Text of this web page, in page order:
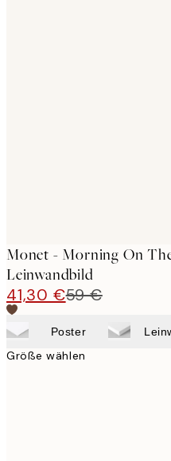
Monet - Morning On
Leinwandbild
41,30 €59 €
Poster
Größe wählen